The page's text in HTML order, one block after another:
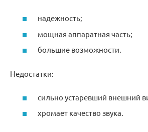
надежность;
мощная аппаратная часть;
большие возможности.
Недостатки:
сильно устаревший внешний
хромает качество звука.